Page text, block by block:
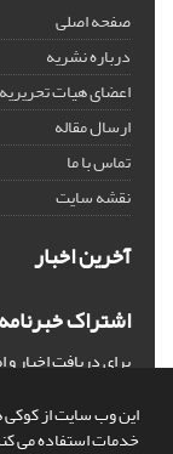
این وب سایت از کوکی
خدمات استفاده می
صفحه اصلی
درباره نشریه
اعضای هیات تحریریه
ارسال مقاله
تماس با ما
نقشه سایت
آخرین اخبار
اشتراک خبرنامه
برای دریافت اخبار